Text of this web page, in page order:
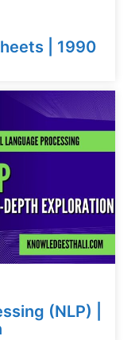
| 1990
(NLP) |